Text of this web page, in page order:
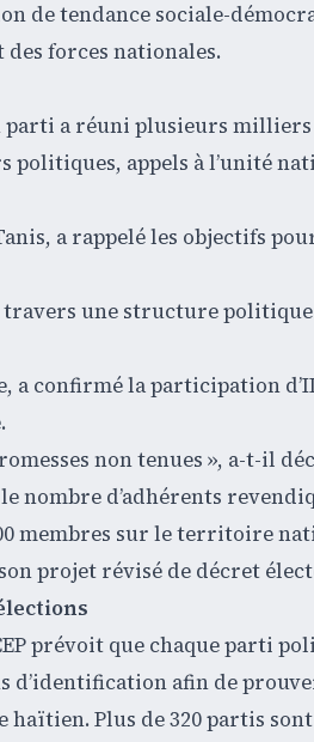
de tendance sociale-
forces nationales.
a réuni plusieurs milliers
appels à l’unité
a rappelé les objectifs
travers une structure
a confirmé la participation
non tenues », a-t-il
nombre d’adhérents
membres sur le territoire
projet révisé de décret
prévoit que chaque parti
d’identification afin de
Plus de 320 partis